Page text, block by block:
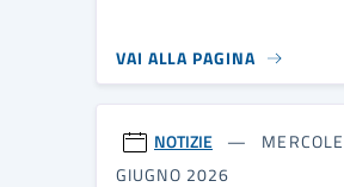
VAI ALLA PAGINA
NOTIZIE
GIUGNO 2026